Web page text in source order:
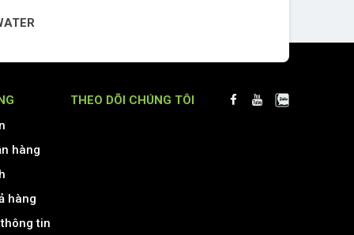
hàng
hàng
tin
THEO DÕI CHÚNG TÔI